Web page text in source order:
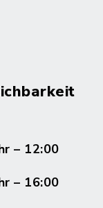
– 12:00
– 16:00